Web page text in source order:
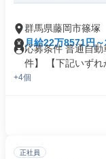
群馬県藤岡市篠塚
月給22万8571円
応募条件 普通自
件】 【下記いずれ
+4個
正社員